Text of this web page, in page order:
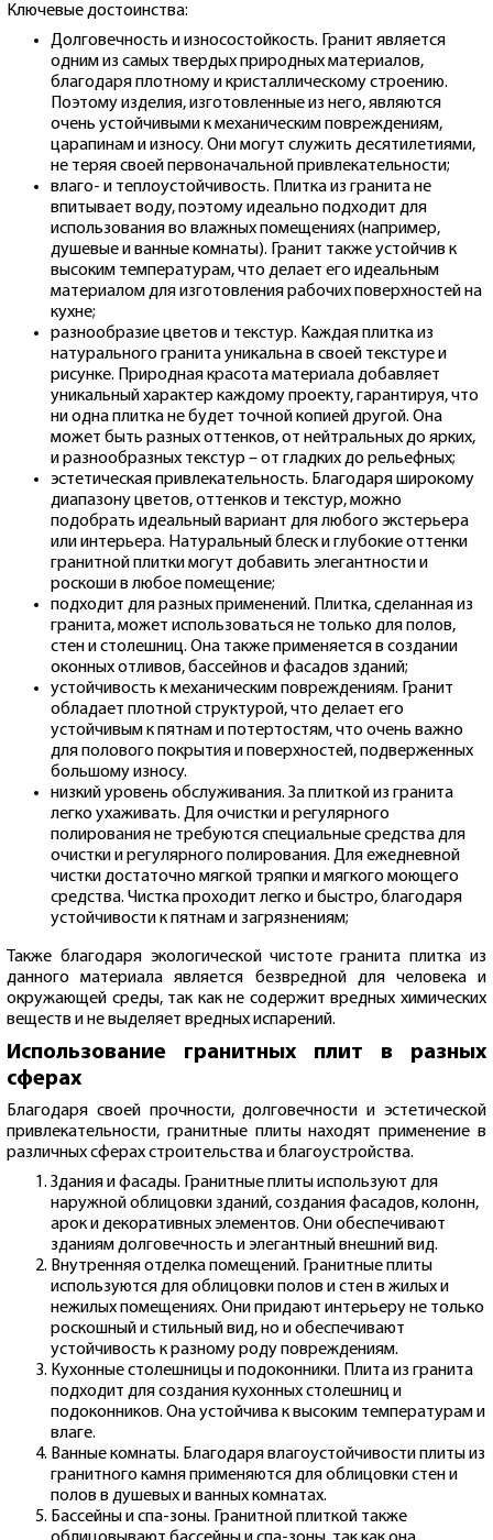
Ключевые достоинства:
Долговечность и износостойкость. Гранит является
одним из самых твердых природных материалов,
благодаря плотному и кристаллическому строению.
Поэтому изделия, изготовленные из него, являются
очень устойчивыми к механическим повреждениям,
царапинам и износу. Они могут служить десятилетиями,
не теряя своей первоначальной привлекательности;
влаго- и теплоустойчивость. Плитка из гранита не
впитывает воду, поэтому идеально подходит для
использования во влажных помещениях (например,
душевые и ванные комнаты). Гранит также устойчив к
высоким температурам, что делает его идеальным
материалом для изготовления рабочих поверхностей на
кухне;
разнообразие цветов и текстур. Каждая плитка из
натурального гранита уникальна в своей текстуре и
рисунке. Природная красота материала добавляет
уникальный характер каждому проекту, гарантируя, что
ни одна плитка не будет точной копией другой. Она
может быть разных оттенков, от нейтральных до ярких,
и разнообразных текстур – от гладких до рельефных;
эстетическая привлекательность. Благодаря широкому
диапазону цветов, оттенков и текстур, можно
подобрать идеальный вариант для любого экстерьера
или интерьера. Натуральный блеск и глубокие оттенки
гранитной плитки могут добавить элегантности и
роскоши в любое помещение;
подходит для разных применений. Плитка, сделанная из
гранита, может использоваться не только для полов,
стен и столешниц. Она также применяется в создании
оконных отливов, бассейнов и фасадов зданий;
устойчивость к механическим повреждениям. Гранит
обладает плотной структурой, что делает его
устойчивым к пятнам и потертостям, что очень важно
для полового покрытия и поверхностей, подверженных
большому износу.
низкий уровень обслуживания. За плиткой из гранита
легко ухаживать. Для очистки и регулярного
полирования не требуются специальные средства для
очистки и регулярного полирования. Для ежедневной
чистки достаточно мягкой тряпки и мягкого моющего
средства. Чистка проходит легко и быстро, благодаря
устойчивости к пятнам и загрязнениям;
Также благодаря экологической чистоте гранита плитка из
данного материала является безвредной для человека и
окружающей среды, так как не содержит вредных химических
веществ и не выделяет вредных испарений.
Использование гранитных плит в разных
сферах
Благодаря своей прочности, долговечности и эстетической
привлекательности, гранитные плиты находят применение в
различных сферах строительства и благоустройства.
Здания и фасады. Гранитные плиты используют для
наружной облицовки зданий, создания фасадов, колонн,
арок и декоративных элементов. Они обеспечивают
зданиям долговечность и элегантный внешний вид.
Внутренняя отделка помещений. Гранитные плиты
используются для облицовки полов и стен в жилых и
нежилых помещениях. Они придают интерьеру не только
роскошный и стильный вид, но и обеспечивают
устойчивость к разному роду повреждениям.
Кухонные столешницы и подоконники. Плита из гранита
подходит для создания кухонных столешниц и
подоконников. Она устойчива к высоким температурам и
влаге.
Ванные комнаты. Благодаря влагоустойчивости плиты из
гранитного камня применяются для облицовки стен и
полов в душевых и ванных комнатах.
Бассейны и спа-зоны. Гранитной плиткой также